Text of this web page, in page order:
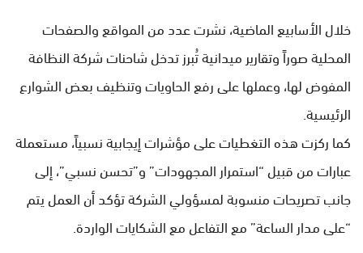
خلال الأسابيع الماضية، نشرت عدد من المواقع والصفحات
المحلية صوراً وتقارير ميدانية تُبرز تدخل شاحنات شركة النظافة
المفوض لها، وعملها على رفع الحاويات وتنظيف بعض الشوارع
الرئيسية.
كما ركزت هذه التغطيات على مؤشرات إيجابية نسبياً، مستعملة
عبارات من قبيل “استمرار المجهودات” و”تحسن نسبي”، إلى
جانب تصريحات منسوبة لمسؤولي الشركة تؤكد أن العمل يتم
“على مدار الساعة” مع التفاعل مع الشكايات الواردة.